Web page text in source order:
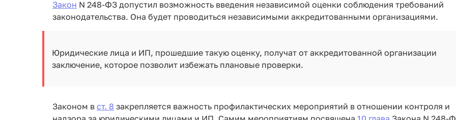
Закон N 248-ФЗ допустил возможность введения независимой оценки соблюдения требований
законодательства. Она будет проводиться независимыми аккредитованными организациями.
Юридические лица и ИП, прошедшие такую оценку, получат от аккредитованной организации
заключение, которое позволит избежать плановые проверки.
Законом в ст. 8 закрепляется важность профилактических мероприятий в отношении контроля и